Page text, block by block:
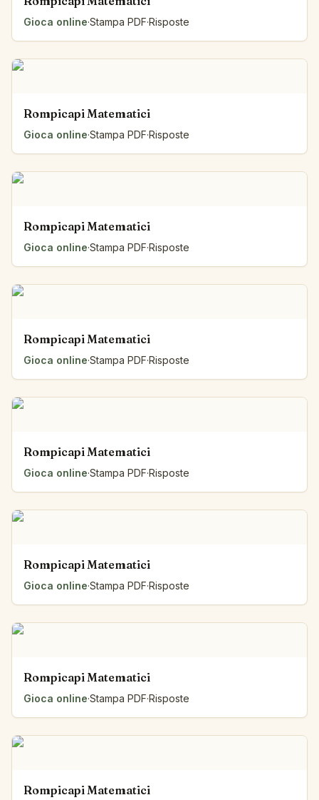
Gioca online·Stampa PDF·Risposte
Rompicapi Matematici
Gioca online·Stampa PDF·Risposte
Rompicapi Matematici
Gioca online·Stampa PDF·Risposte
Rompicapi Matematici
Gioca online·Stampa PDF·Risposte
Rompicapi Matematici
Gioca online·Stampa PDF·Risposte
Rompicapi Matematici
Gioca online·Stampa PDF·Risposte
Rompicapi Matematici
Gioca online·Stampa PDF·Risposte
Rompicapi Matematici